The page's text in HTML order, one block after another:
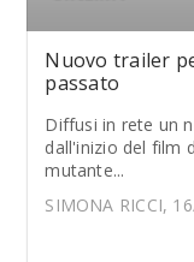
Nuovo trailer
passato
Diffusi in rete un
dall'inizio del film
mutante...
SIMONA RICCI,